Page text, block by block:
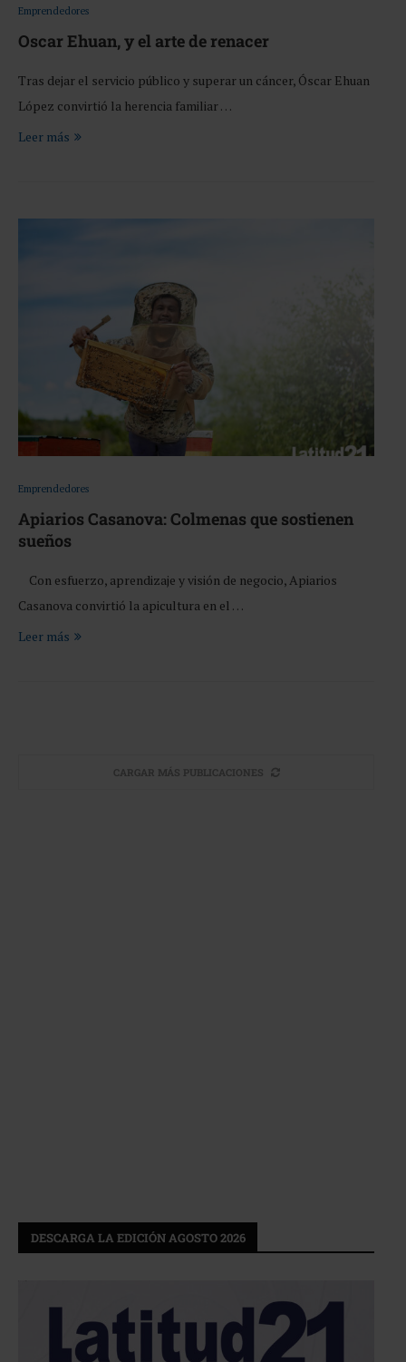
Emprendedores
Oscar Ehuan, y el arte de renacer
Tras dejar el servicio público y superar un cáncer, Óscar Ehuan
López convirtió la herencia familiar …
Leer más
Emprendedores
Apiarios Casanova: Colmenas que sostienen
sueños
Con esfuerzo, aprendizaje y visión de negocio, Apiarios
Casanova convirtió la apicultura en el …
Leer más
CARGAR MÁS PUBLICACIONES
DESCARGA LA EDICIÓN AGOSTO 2026